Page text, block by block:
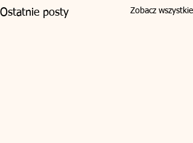
Ostatnie posty Zobacz wszystkie